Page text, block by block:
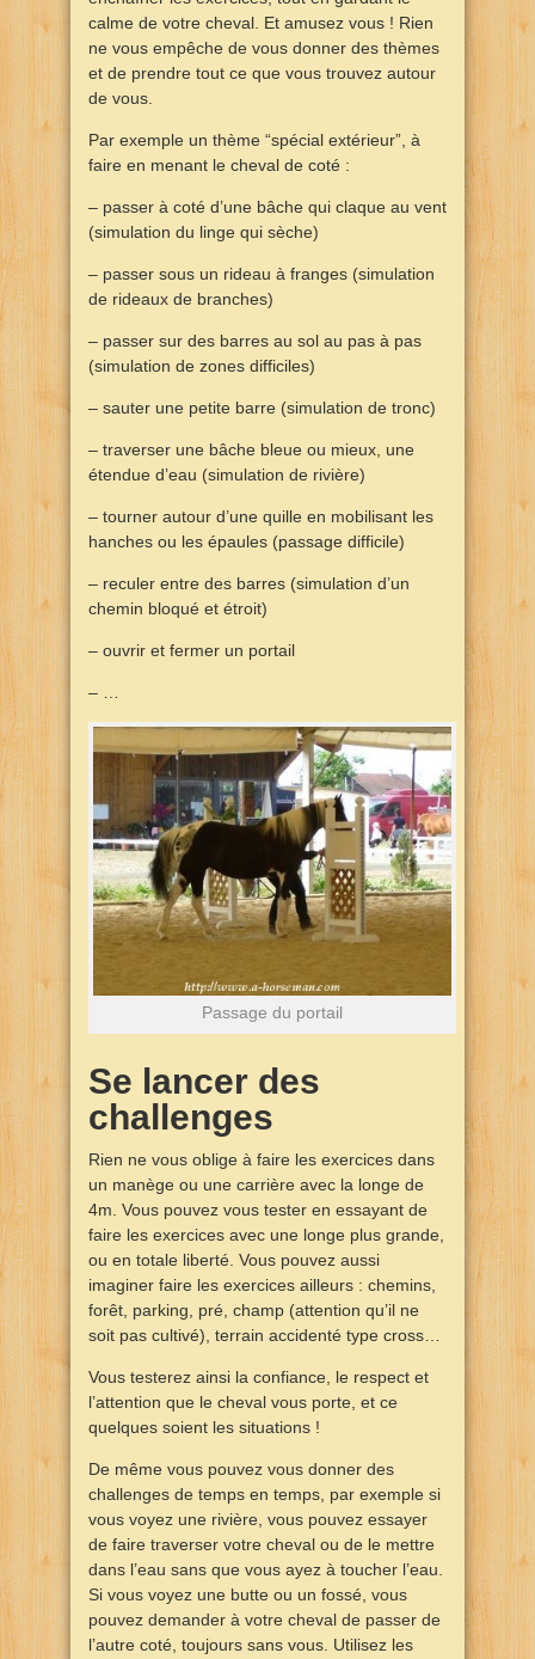
calme de votre cheval. Et amusez vous ! Rien
ne vous empêche de vous donner des thèmes
et de prendre tout ce que vous trouvez autour
de vous.
Par exemple un thème “spécial extérieur”, à
faire en menant le cheval de coté :
– passer à coté d’une bâche qui claque au vent
(simulation du linge qui sèche)
– passer sous un rideau à franges (simulation
de rideaux de branches)
– passer sur des barres au sol au pas à pas
(simulation de zones difficiles)
– sauter une petite barre (simulation de tronc)
– traverser une bâche bleue ou mieux, une
étendue d’eau (simulation de rivière)
– tourner autour d’une quille en mobilisant les
hanches ou les épaules (passage difficile)
– reculer entre des barres (simulation d’un
chemin bloqué et étroit)
– ouvrir et fermer un portail
– …
Passage du portail
Se lancer des
challenges
Rien ne vous oblige à faire les exercices dans
un manège ou une carrière avec la longe de
4m. Vous pouvez vous tester en essayant de
faire les exercices avec une longe plus grande,
ou en totale liberté. Vous pouvez aussi
imaginer faire les exercices ailleurs : chemins,
forêt, parking, pré, champ (attention qu’il ne
soit pas cultivé), terrain accidenté type cross…
Vous testerez ainsi la confiance, le respect et
l’attention que le cheval vous porte, et ce
quelques soient les situations !
De même vous pouvez vous donner des
challenges de temps en temps, par exemple si
vous voyez une rivière, vous pouvez essayer
de faire traverser votre cheval ou de le mettre
dans l’eau sans que vous ayez à toucher l’eau.
Si vous voyez une butte ou un fossé, vous
pouvez demander à votre cheval de passer de
l’autre coté, toujours sans vous. Utilisez les